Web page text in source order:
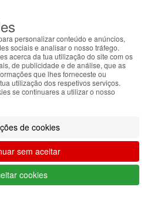
LGA1151
Refrigeração
Memórias
Ver
todos
DDR
personalizar conteúdo e anúncios,
sociais e analisar o nosso tráfego.
acerca da tua utilização do site com os
de publicidade e de análise, que as
que lhes forneceste ou
utilização dos respetivos serviços.
se continuares a utilizar o nosso
de cookies
sem aceitar
cookies